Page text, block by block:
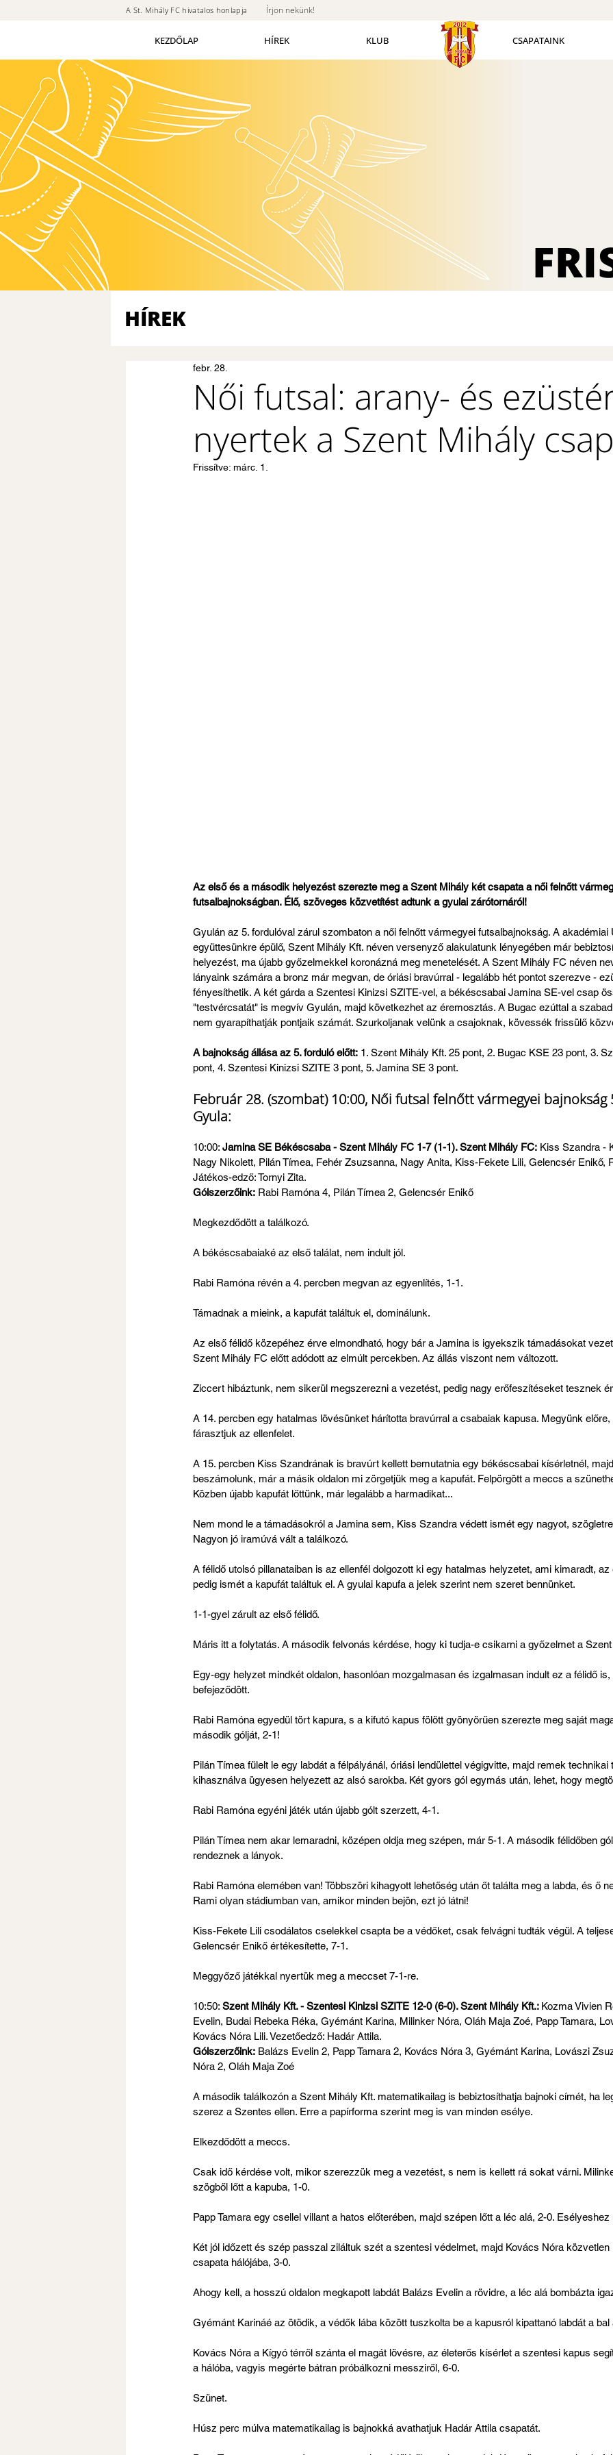
A St. Mihály FC hivatalos honlapja Írjon nekünk!
KEZDŐLAP HÍREK KLUB CSAPATAINK
HÍREK
Női futsal: arany- és
nyertek a Szent Mihály
febr. 28.
Frissítve: márc. 1.
Az első és a második helyezést szerezte meg a Szent Mihály két csapata a női felnőtt
futsalbajnokságban. Élő, szöveges közvetítést adtunk a gyulai zárótornáról!
Gyulán az 5. fordulóval zárul szombaton a női felnőtt vármegyei futsalbajnokság. A
együttesünkre épülő, Szent Mihály Kft. néven versenyző alakulatunk lényegében már
helyezést, ma újabb győzelmekkel koronázná meg menetelését. A Szent Mihály FC néven
lányaink számára a bronz már megvan, de óriási bravúrral - legalább hét pontot szerezve -
fényesíthetik. A két gárda a Szentesi Kinizsi SZITE-vel, a békéscsabai Jamina SE-vel csap
"testvércsatát" is megvív Gyulán, majd következhet az éremosztás. A Bugac ezúttal a
nem gyarapíthatják pontjaik számát. Szurkoljanak velünk a csajoknak, kövessék frissülő
A bajnokság állása az 5. forduló előtt: 1. Szent Mihály Kft. 25 pont, 2. Bugac KSE 23 pont, 3.
pont, 4. Szentesi Kinizsi SZITE 3 pont, 5. Jamina SE 3 pont.
Február 28. (szombat) 10:00, Női futsal felnőtt vármegyei
Gyula:
10:00: Jamina SE Békéscsaba - Szent Mihály FC 1-7 (1-1). Szent Mihály FC: Kiss Szandra -
Nagy Nikolett, Pilán Tímea, Fehér Zsuzsanna, Nagy Anita, Kiss-Fekete Lili, Gelencsér Enikő,
Játékos-edző: Tornyi Zita.
Gólszerzőink: Rabi Ramóna 4, Pilán Tímea 2, Gelencsér Enikő
Megkezdődött a találkozó.
A békéscsabaiaké az első találat, nem indult jól.
Rabi Ramóna révén a 4. percben megvan az egyenlítés, 1-1.
Támadnak a mieink, a kapufát találtuk el, dominálunk.
Az első félidő közepéhez érve elmondható, hogy bár a Jamina is igyekszik támadásokat
Szent Mihály FC előtt adódott az elmúlt percekben. Az állás viszont nem változott.
Ziccert hibáztunk, nem sikerül megszerezni a vezetést, pedig nagy erőfeszítéseket tesznek
A 14. percben egy hatalmas lövésünket hárította bravúrral a csabaiak kapusa. Megyünk
fárasztjuk az ellenfelet.
A 15. percben Kiss Szandrának is bravúrt kellett bemutatnia egy békéscsabai kísérletnél,
beszámolunk, már a másik oldalon mi zörgetjük meg a kapufát. Felpörgött a meccs a
Közben újabb kapufát lőttünk, már legalább a harmadikat...
Nem mond le a támadásokról a Jamina sem, Kiss Szandra védett ismét egy nagyot,
Nagyon jó iramúvá vált a találkozó.
A félidő utolsó pillanataiban is az ellenfél dolgozott ki egy hatalmas helyzetet, ami kimaradt,
pedig ismét a kapufát találtuk el. A gyulai kapufa a jelek szerint nem szeret bennünket.
1-1-gyel zárult az első félidő.
Máris itt a folytatás. A második felvonás kérdése, hogy ki tudja-e csikarni a győzelmet a
Egy-egy helyzet mindkét oldalon, hasonlóan mozgalmasan és izgalmasan indult ez a félidő
befejeződött.
Rabi Ramóna egyedül tört kapura, s a kifutó kapus fölött gyönyörűen szerezte meg saját
második gólját, 2-1!
Pilán Tímea fülelt le egy labdát a félpályánál, óriási lendülettel végigvitte, majd remek
kihasználva ügyesen helyezett az alsó sarokba. Két gyors gól egymás után, lehet, hogy
Rabi Ramóna egyéni játék után újabb gólt szerzett, 4-1.
Pilán Tímea nem akar lemaradni, középen oldja meg szépen, már 5-1. A második félidőben
rendeznek a lányok.
Rabi Ramóna elemében van! Többszöri kihagyott lehetőség után őt találta meg a labda, és ő
Rami olyan stádiumban van, amikor minden bejön, ezt jó látni!
Kiss-Fekete Lili csodálatos cselekkel csapta be a védőket, csak felvágni tudták végül. A
Gelencsér Enikő értékesítette, 7-1.
Meggyőző játékkal nyertük meg a meccset 7-1-re.
10:50: Szent Mihály Kft. - Szentesi Kinizsi SZITE 12-0 (6-0). Szent Mihály Kft.: Kozma Vivien
Evelin, Budai Rebeka Réka, Gyémánt Karina, Milinker Nóra, Oláh Maja Zoé, Papp Tamara,
Kovács Nóra Lili. Vezetőedző: Hadár Attila.
Gólszerzőink: Balázs Evelin 2, Papp Tamara 2, Kovács Nóra 3, Gyémánt Karina, Lovászi
Nóra 2, Oláh Maja Zoé
A második találkozón a Szent Mihály Kft. matematikailag is bebiztosíthatja bajnoki címét, ha
szerez a Szentes ellen. Erre a papírforma szerint meg is van minden esélye.
Elkezdődött a meccs.
Csak idő kérdése volt, mikor szerezzük meg a vezetést, s nem is kellett rá sokat várni.
szögből lőtt a kapuba, 1-0.
Papp Tamara egy csellel villant a hatos előterében, majd szépen lőtt a léc alá, 2-0.
Két jól időzett és szép passzal ziláltuk szét a szentesi védelmet, majd Kovács Nóra
csapata hálójába, 3-0.
Ahogy kell, a hosszú oldalon megkapott labdát Balázs Evelin a rövidre, a léc alá bombázta
Gyémánt Karináé az ötödik, a védők lába között tuszkolta be a kapusról kipattanó labdát a bal
Kovács Nóra a Kígyó térről szánta el magát lövésre, az életerős kísérlet a szentesi kapus
a hálóba, vagyis megérte bátran próbálkozni messziről, 6-0.
Szünet.
Húsz perc múlva matematikailag is bajnokká avathatjuk Hadár Attila csapatát.